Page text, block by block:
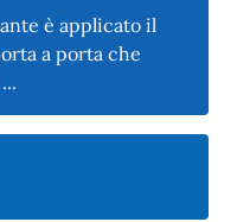
è applicato il
a porta che